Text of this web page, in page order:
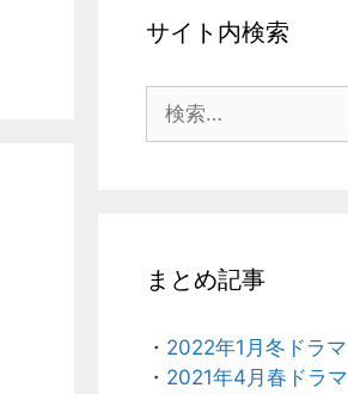
サイト内検索
索:
まとめ記事
・ 2022年1月冬ドラマ
・ 2021年4月春ドラマ